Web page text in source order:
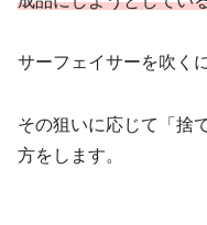
サーフェイサーを吹く
その狙いに応じて「捨
方をします。